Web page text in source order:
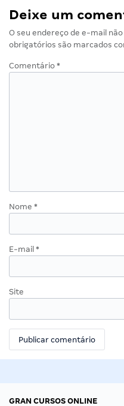
Deixe um
O seu endereço de e-mail
obrigatórios são marcados
Comentário *
Nome *
E-mail *
Site
GRAN CURSOS ONLINE